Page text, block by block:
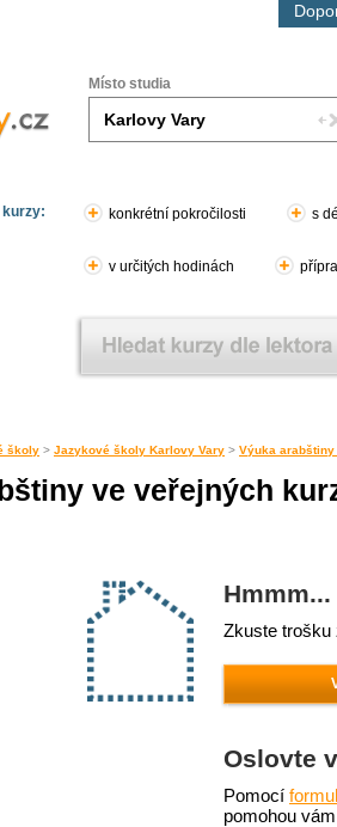
Místo studia
konkrétní pokročilosti s
v určitých hodinách
školy > Jazykové školy Karlovy Vary > Výuka
ve veřejných
Zkuste trošku
Oslovte
Pomocí
pomohou